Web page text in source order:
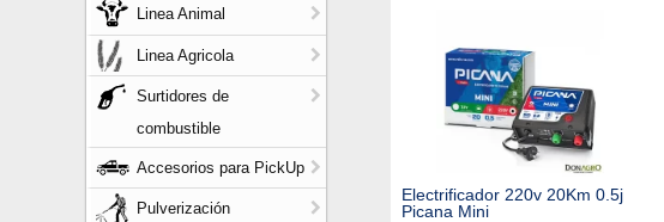
Linea Animal
Linea Agricola
Surtidores de
combustible
Accesorios para PickUp
Pulverización
Electrificador 220v 20Km 0.5j
Picana Mini